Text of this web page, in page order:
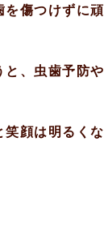
傷つけずに
、虫歯予防
顔は明るくな